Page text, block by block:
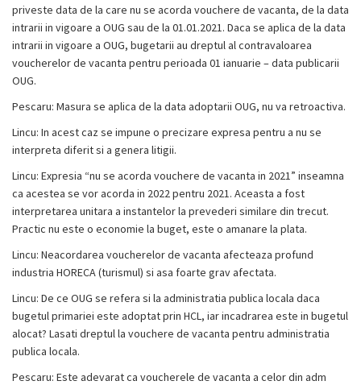
priveste data de la care nu se acorda vouchere de vacanta, de la data
intrarii in vigoare a OUG sau de la 01.01.2021. Daca se aplica de la data
intrarii in vigoare a OUG, bugetarii au dreptul al contravaloarea
voucherelor de vacanta pentru perioada 01 ianuarie – data publicarii
OUG.
Pescaru: Masura se aplica de la data adoptarii OUG, nu va retroactiva.
Lincu: In acest caz se impune o precizare expresa pentru a nu se
interpreta diferit si a genera litigii.
Lincu: Expresia “nu se acorda vouchere de vacanta in 2021” inseamna
ca acestea se vor acorda in 2022 pentru 2021. Aceasta a fost
interpretarea unitara a instantelor la prevederi similare din trecut.
Practic nu este o economie la buget, este o amanare la plata.
Lincu: Neacordarea voucherelor de vacanta afecteaza profund
industria HORECA (turismul) si asa foarte grav afectata.
Lincu: De ce OUG se refera si la administratia publica locala daca
bugetul primariei este adoptat prin HCL, iar incadrarea este in bugetul
alocat? Lasati dreptul la vouchere de vacanta pentru administratia
publica locala.
Pescaru: Este adevarat ca voucherele de vacanta a celor din adm